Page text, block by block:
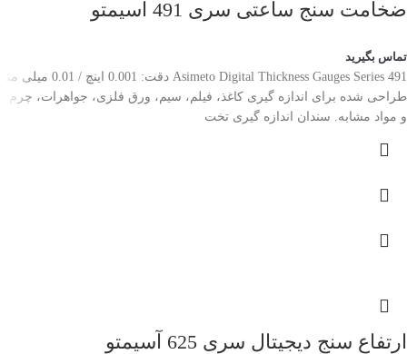
ضخامت سنج ساعتی سری 491 آسیمتو
تماس بگیرید
Asimeto Digital Thickness Gauges Series 491 دقت: 0.001 اینچ / 0.01 میلی متر
طراحی شده برای اندازه گیری کاغذ، فیلم، سیم، ورق فلزی، جواهرات، چرم
و مواد مشابه. سندان اندازه گیری تخت
ارتفاع سنج دیجیتال سری 625 آسیمتو